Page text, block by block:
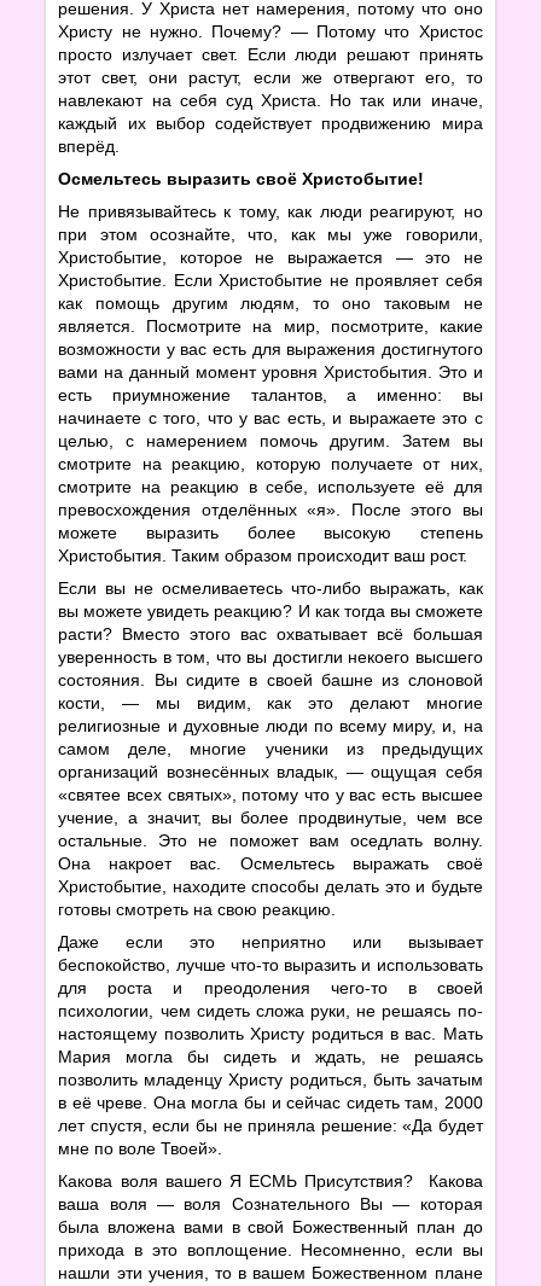
решения. У Христа нет намерения, потому что оно
Христу не нужно. Почему? — Потому что Христос
просто излучает свет. Если люди решают принять
этот свет, они растут, если же отвергают его, то
навлекают на себя суд Христа. Но так или иначе,
каждый их выбор содействует продвижению мира
вперёд.
Осмельтесь выразить своё Христобытие!
Не привязывайтесь к тому, как люди реагируют, но
при этом осознайте, что, как мы уже говорили,
Христобытие, которое не выражается — это не
Христобытие. Если Христобытие не проявляет себя
как помощь другим людям, то оно таковым не
является. Посмотрите на мир, посмотрите, какие
возможности у вас есть для выражения достигнутого
вами на данный момент уровня Христобытия. Это и
есть приумножение талантов, а именно: вы
начинаете с того, что у вас есть, и выражаете это с
целью, с намерением помочь другим. Затем вы
смотрите на реакцию, которую получаете от них,
смотрите на реакцию в себе, используете её для
превосхождения отделённых «я». После этого вы
можете выразить более высокую степень
Христобытия. Таким образом происходит ваш рост.
Если вы не осмеливаетесь что-либо выражать, как
вы можете увидеть реакцию? И как тогда вы сможете
расти? Вместо этого вас охватывает всё большая
уверенность в том, что вы достигли некоего высшего
состояния. Вы сидите в своей башне из слоновой
кости, — мы видим, как это делают многие
религиозные и духовные люди по всему миру, и, на
самом деле, многие ученики из предыдущих
организаций вознесённых владык, — ощущая себя
«святее всех святых», потому что у вас есть высшее
учение, а значит, вы более продвинутые, чем все
остальные. Это не поможет вам оседлать волну.
Она накроет вас. Осмельтесь выражать своё
Христобытие, находите способы делать это и будьте
готовы смотреть на свою реакцию.
Даже если это неприятно или вызывает
беспокойство, лучше что-то выразить и использовать
для роста и преодоления чего-то в своей
психологии, чем сидеть сложа руки, не решаясь по-
настоящему позволить Христу родиться в вас. Мать
Мария могла бы сидеть и ждать, не решаясь
позволить младенцу Христу родиться, быть зачатым
в её чреве. Она могла бы и сейчас сидеть там, 2000
лет спустя, если бы не приняла решение: «Да будет
мне по воле Твоей».
Какова воля вашего Я ЕСМЬ Присутствия? Какова
ваша воля — воля Сознательного Вы — которая
была вложена вами в свой Божественный план до
прихода в это воплощение. Несомненно, если вы
нашли эти учения, то в вашем Божественном плане